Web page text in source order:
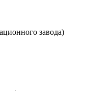
завода)